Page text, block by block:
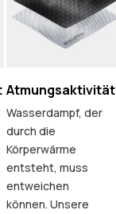
Atmungsaktivität
Wasserdampf, der
durch die
Körperwärme
entsteht, muss
entweichen
können. Unsere